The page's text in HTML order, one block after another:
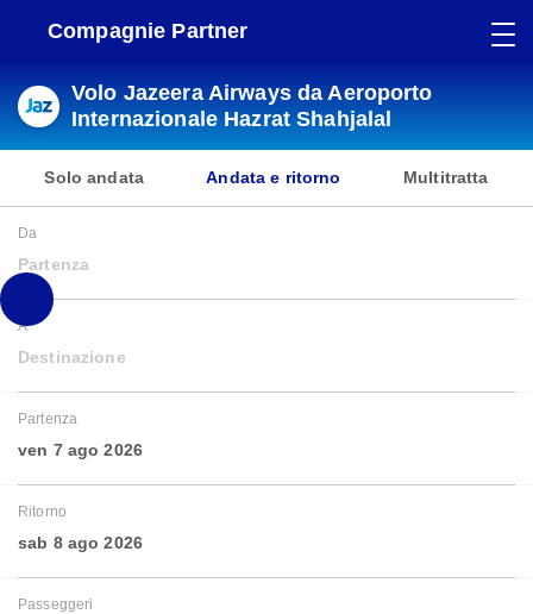
Compagnie Partner
Volo Jazeera Airways da Aeroporto
Internazionale Hazrat Shahjalal
Solo andata Andata e ritorno Multitratta
Da
Partenza
A
Destinazione
Partenza
ven 7 ago 2026
Ritorno
sab 8 ago 2026
Passeggeri